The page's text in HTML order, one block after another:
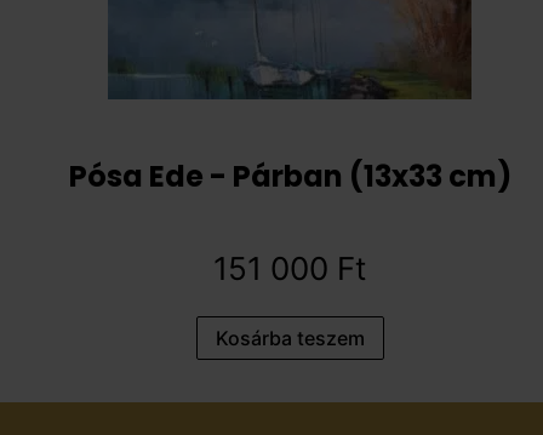
Pósa Ede - Párban (13x33 cm)
151 000 Ft
Kosárba teszem